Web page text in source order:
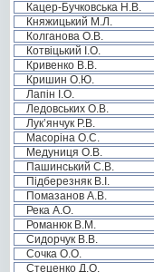
Кацер-Бучковська Н.В.
Княжицький М.Л.
Колганова О.В.
Котвіцький І.О.
Кривенко В.В.
Кришин О.Ю.
Лапін І.О.
Ледовських О.В.
Лук’янчук Р.В.
Масоріна О.С.
Медуниця О.В.
Пашинський С.В.
Підберезняк В.І.
Помазанов А.В.
Река А.О.
Романюк В.М.
Сидорчук В.В.
Сочка О.О.
Стеценко Д.О.